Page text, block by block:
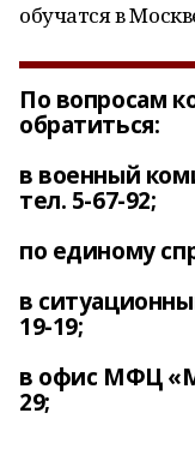
обучатся в
По вопросам
обратиться:
в военный
тел. 5-67-92;
по единому
в
19-19;
в офис МФЦ
29;